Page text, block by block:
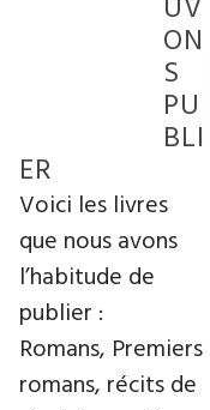
UV
ON
S
PU
BLI
ER
Voici les livres
que nous avons
l’habitude de
publier :
Romans, Premiers
romans, récits de